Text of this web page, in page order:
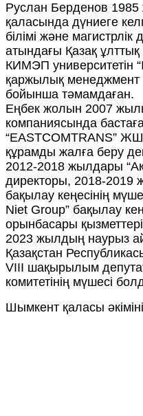
Руслан Берденов
қаласында дүниеге
білімі және
атындағы Қазақ ұлттық
КИМЭП университетін
қаржылық
бойынша тәмамдаған.
Еңбек жолын 2007
компаниясында
“EASTCOMTRANS”
құрамды жалға беру
2012-2018 жылдары
директоры, 2018-2019
бақылау кеңесінің
Niet Group” бақылау
орынбасары
2023 жылдың наурыз
Қазақстан
VIII шақырылым
комитетінің мүшесі
Шымкент қаласы